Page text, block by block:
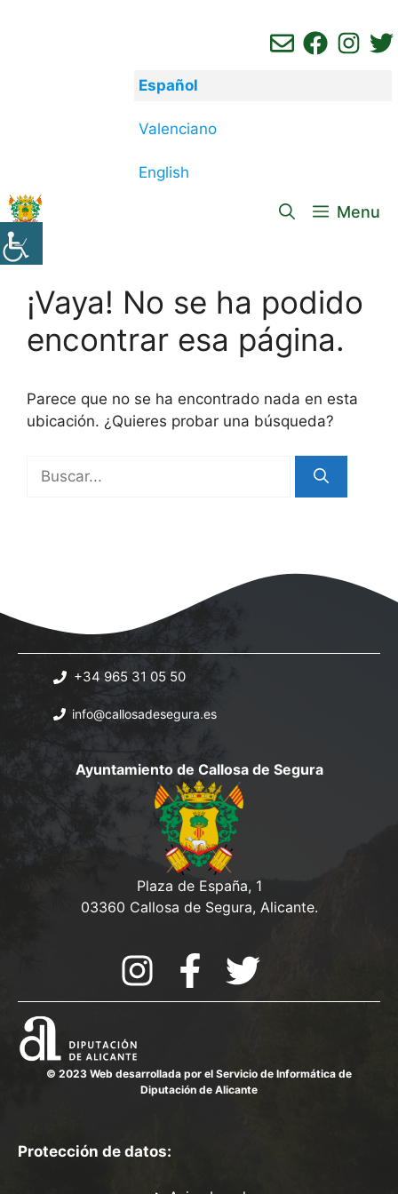
Español
Valenciano
English
Menu
¡Vaya! No se ha podido
encontrar esa página.
Parece que no se ha encontrado nada en esta
ubicación. ¿Quieres probar una búsqueda?
+34 965 31 05 50
info@callosadesegura.es
Ayuntamiento de Callosa de Segura
Plaza de España, 1
03360 Callosa de Segura, Alicante.
© 2023 Web desarrollada por el Servicio de Informática de
Diputación de Alicante
Protección de datos: